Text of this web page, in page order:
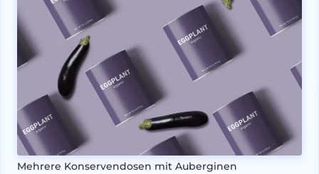
Mehrere Konservendosen mit Auberginen